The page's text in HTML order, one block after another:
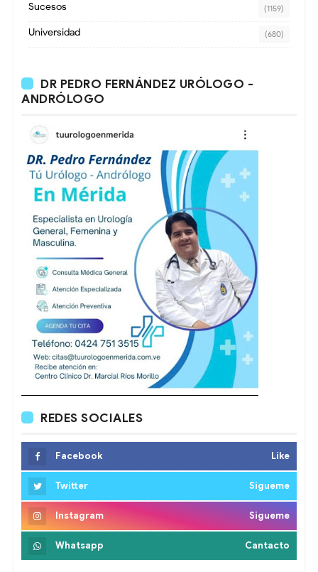
Sucesos (1159)
Universidad (680)
DR PEDRO FERNÁNDEZ URÓLOGO -
ANDRÓLOGO
REDES SOCIALES
Facebook Like
Twitter Sigueme
Instagram Sigueme
Whatsapp Cantacto